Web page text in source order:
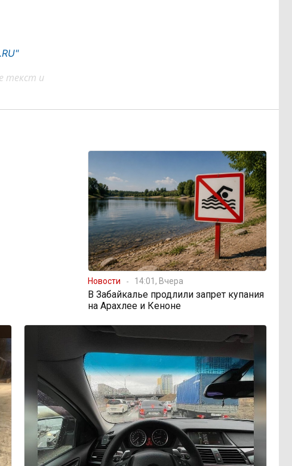
текст и
Новости 14:01, Вчера
В Забайкалье продлили запрет купания
на Арахлее и Кеноне